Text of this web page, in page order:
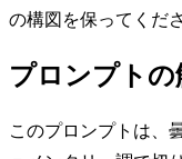
の構図を保ってくだ
プロンプトの
このプロンプトは、